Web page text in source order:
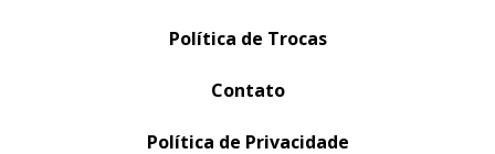
Política de Trocas
Contato
Política de Privacidade